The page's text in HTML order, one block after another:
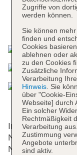
Das
In einem 2-
Zugriffe von
werden können.
Sie können
finden und
Cookies
ablehnen oder
zu den Cookies
Zusätzliche
Verarbeitung
Hinweis. Sie
über "Cookie-
Webseite] durch
Ein solcher
Rechtmäßigkeit
Verarbeitung
Zustimmung
Angebote
sind aktiv.